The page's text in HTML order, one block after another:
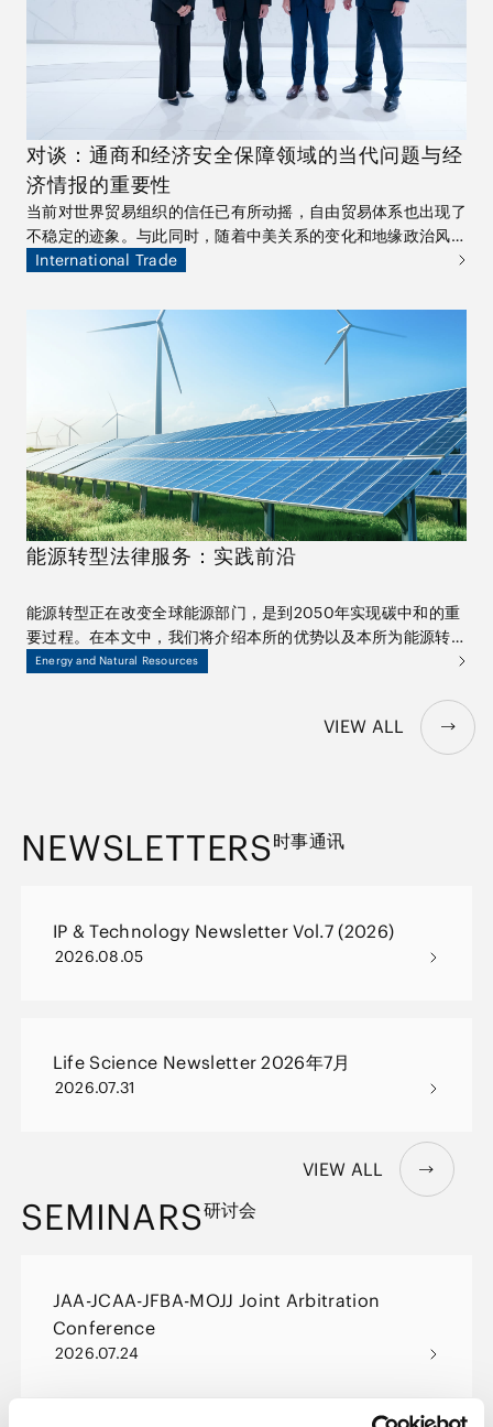
对谈：通商和经济安全保障领域的当代问题与经
济情报的重要性
当前对世界贸易组织的信任已有所动摇，自由贸易体系也出现了
不稳定的迹象。与此同时，随着中美关系的变化和地缘政治风险
的增加，经济安全保障正成为贸易问题中需要考虑的一个因素。
经济情报，为您提供与国际贸易和经济安全保障相关的全面深入
的咨询意见。
International Trade
能源转型法律服务：实践前沿
能源转型正在改变全球能源部门，是到2050年实现碳中和的重
要过程。在本文中，我们将介绍本所的优势以及本所为能源转型
相关项目和交易提供的广泛服务。此外，今后还将发布一系列由
Energy and Natural Resources
VIEW ALL
NEWSLETTERS时事通讯
IP & Technology Newsletter Vol.7 (2026)
2026.08.05
Life Science Newsletter 2026年7月
2026.07.31
VIEW ALL
SEMINARS研讨会
JAA-JCAA-JFBA-MOJJ Joint Arbitration
Conference
2026.07.24